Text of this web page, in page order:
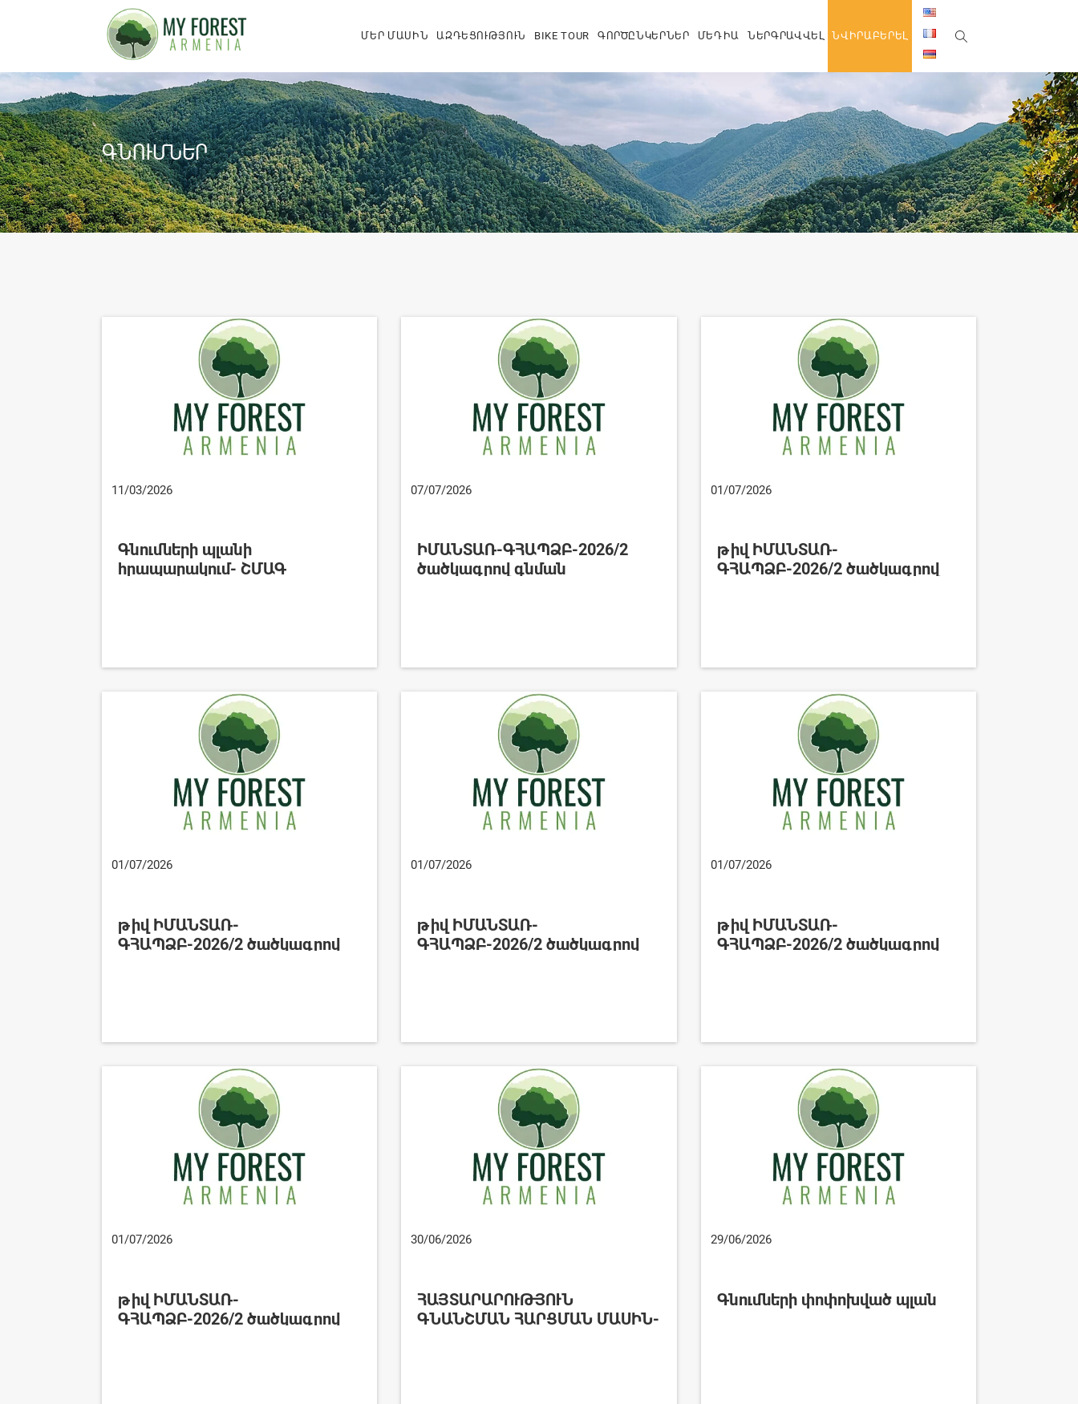
ՄԵՐ ՄԱՍԻՆ ԱԶԴԵՑՈՒԹՅՈՒՆ BIKE TOUR ԳՈՐԾԸՆԿԵՐՆԵՐ ՄԵԴԻԱ ՆԵՐԳՐԱՎՎԵԼ ՆՎԻՐԱԲԵՐԵԼ
ԳՆՈՒՄՆԵՐ
11/03/2026
Գնումների պլանի
հրապարակում- ՇՄԱԳ
07/07/2026
ԻՄԱՆՏԱՌ-ԳՀԱՊՁԲ-2026/2
ծածկագրով գնման
01/07/2026
թիվ ԻՄԱՆՏԱՌ-
ԳՀԱՊՁԲ-2026/2 ծածկագրով
01/07/2026
թիվ ԻՄԱՆՏԱՌ-
ԳՀԱՊՁԲ-2026/2 ծածկագրով
01/07/2026
թիվ ԻՄԱՆՏԱՌ-
ԳՀԱՊՁԲ-2026/2 ծածկագրով
01/07/2026
թիվ ԻՄԱՆՏԱՌ-
ԳՀԱՊՁԲ-2026/2 ծածկագրով
01/07/2026
թիվ ԻՄԱՆՏԱՌ-
ԳՀԱՊՁԲ-2026/2 ծածկագրով
30/06/2026
ՀԱՅՏԱՐԱՐՈՒԹՅՈՒՆ
ԳՆԱՆՇՄԱՆ ՀԱՐՑՄԱՆ ՄԱՍԻՆ-
29/06/2026
Գնումների փոփոխված պլան